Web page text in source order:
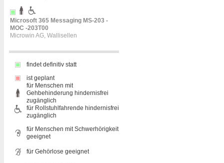
Microsoft 365 Messaging MS-203 -
MOC -203T00
Microwin AG, Wallisellen
findet definitiv statt
ist geplant
für Menschen mit
Gehbehinderung hindernisfrei
zugänglich
für Rollstuhlfahrende hindernisfrei
zugänglich
für Menschen mit Schwerhörigkeit
geeignet
für Gehörlose geeignet